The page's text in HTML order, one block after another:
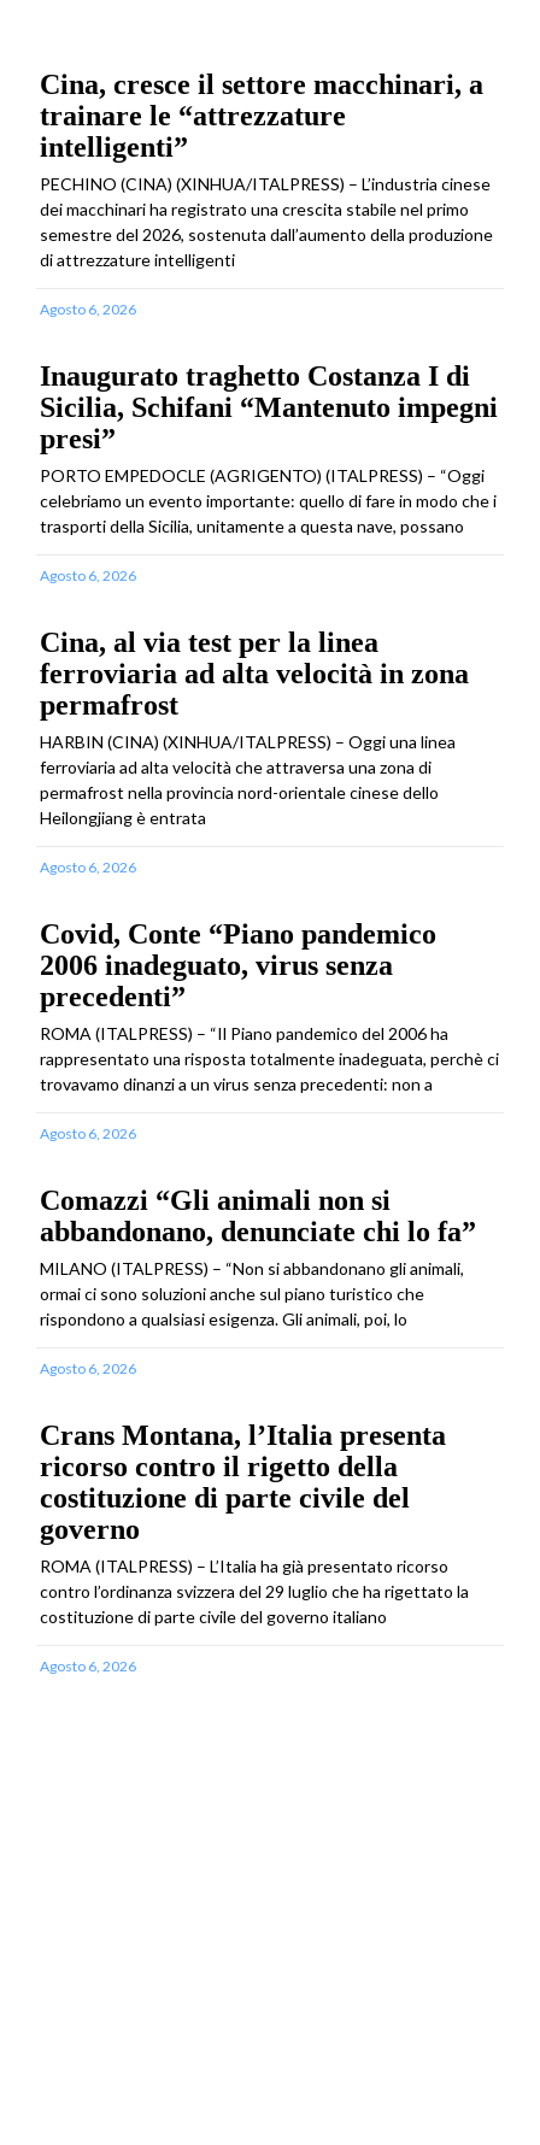
Cina, cresce il settore macchinari, a
trainare le “attrezzature
intelligenti”
PECHINO (CINA) (XINHUA/ITALPRESS) – L’industria cinese
dei macchinari ha registrato una crescita stabile nel primo
semestre del 2026, sostenuta dall’aumento della produzione
di attrezzature intelligenti
Agosto 6, 2026
Inaugurato traghetto Costanza I di
Sicilia, Schifani “Mantenuto impegni
presi”
PORTO EMPEDOCLE (AGRIGENTO) (ITALPRESS) – “Oggi
celebriamo un evento importante: quello di fare in modo che i
trasporti della Sicilia, unitamente a questa nave, possano
Agosto 6, 2026
Cina, al via test per la linea
ferroviaria ad alta velocità in zona
permafrost
HARBIN (CINA) (XINHUA/ITALPRESS) – Oggi una linea
ferroviaria ad alta velocità che attraversa una zona di
permafrost nella provincia nord-orientale cinese dello
Heilongjiang è entrata
Agosto 6, 2026
Covid, Conte “Piano pandemico
2006 inadeguato, virus senza
precedenti”
ROMA (ITALPRESS) – “Il Piano pandemico del 2006 ha
rappresentato una risposta totalmente inadeguata, perchè ci
trovavamo dinanzi a un virus senza precedenti: non a
Agosto 6, 2026
Comazzi “Gli animali non si
abbandonano, denunciate chi lo fa”
MILANO (ITALPRESS) – “Non si abbandonano gli animali,
ormai ci sono soluzioni anche sul piano turistico che
rispondono a qualsiasi esigenza. Gli animali, poi, lo
Agosto 6, 2026
Crans Montana, l’Italia presenta
ricorso contro il rigetto della
costituzione di parte civile del
governo
ROMA (ITALPRESS) – L’Italia ha già presentato ricorso
contro l’ordinanza svizzera del 29 luglio che ha rigettato la
costituzione di parte civile del governo italiano
Agosto 6, 2026